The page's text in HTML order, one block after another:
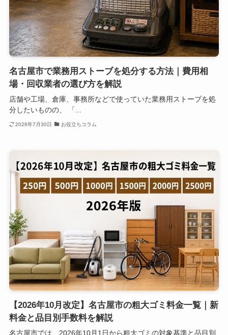
名古屋市で業務用ストーブを処分する方法｜費用相
場・回収業者の選び方を解説
店舗や工場、倉庫、事務所などで使っていた業務用ストーブを処
分したいものの、 「...
2026年7月30日 お役立ちコラム
【2026年10月改定】名古屋市の粗大ゴミ料金一覧｜新
料金と品目別手数料を解説
名古屋市では、2026年10月1日から粗大ゴミの対象基準と品目別